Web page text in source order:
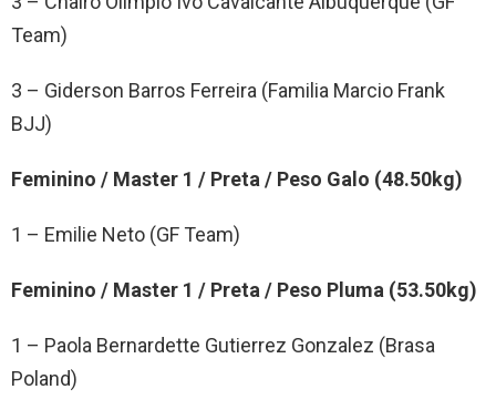
Team)
3 – Giderson Barros Ferreira (Familia Marcio Frank
BJJ)
Feminino / Master 1 / Preta / Peso Galo (48.50kg)
1 – Emilie Neto (GF Team)
Feminino / Master 1 / Preta / Peso Pluma (53.50kg)
1 – Paola Bernardette Gutierrez Gonzalez (Brasa
Poland)